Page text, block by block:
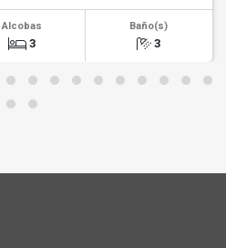
Alcobas
3
Baño(s)
3